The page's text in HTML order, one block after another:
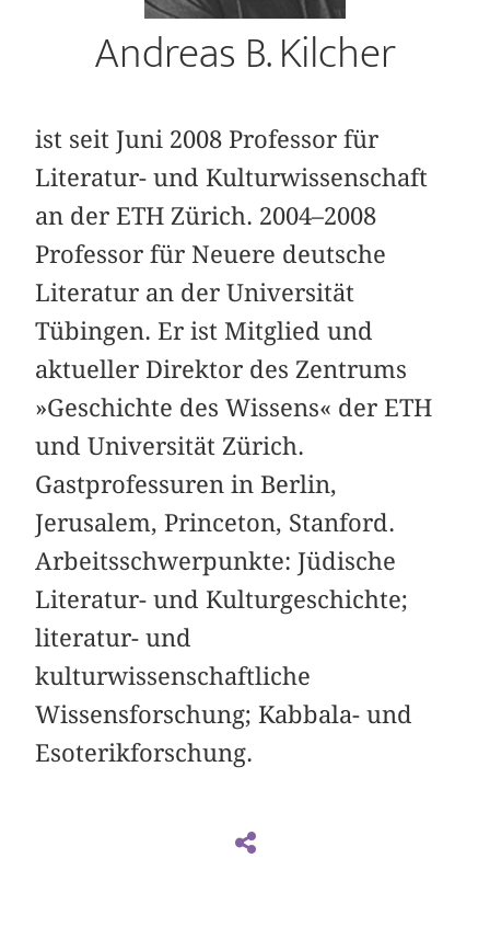
Andreas B. Kilcher
ist seit Juni 2008 Professor für
Literatur- und Kulturwissenschaft
an der ETH Zürich. 2004–2008
Professor für Neuere deutsche
Literatur an der Universität
Tübingen. Er ist Mitglied und
aktueller Direktor des Zentrums
»Geschichte des Wissens« der ETH
und Universität Zürich.
Gastprofessuren in Berlin,
Jerusalem, Princeton, Stanford.
Arbeitsschwerpunkte: Jüdische
Literatur- und Kulturgeschichte;
literatur- und
kulturwissenschaftliche
Wissensforschung; Kabbala- und
Esoterikforschung.